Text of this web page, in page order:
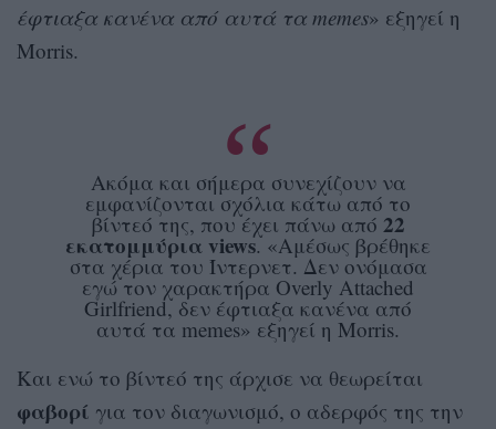
έφτιαξα κανένα από αυτά τα memes» εξηγεί η
Morris.
Ακόμα και σήμερα συνεχίζουν να
εμφανίζονται σχόλια κάτω από το
βίντεό της, που έχει πάνω από 22
εκατομμύρια views. «Αμέσως βρέθηκε
στα χέρια του Ίντερνετ. Δεν ονόμασα
εγώ τον χαρακτήρα Overly Attached
Girlfriend, δεν έφτιαξα κανένα από
αυτά τα memes» εξηγεί η Morris.
Και ενώ το βίντεό της άρχισε να θεωρείται
φαβορί για τον διαγωνισμό, ο αδερφός της την